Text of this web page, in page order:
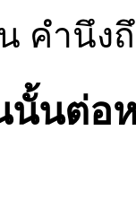
คำนึง
นั้นต่อ